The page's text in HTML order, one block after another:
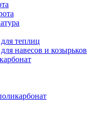
теплиц
навесов и козырьков